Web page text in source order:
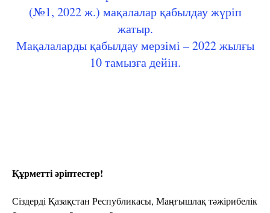
(№1, 2022 ж.) мақалалар қабылдау жүріп
жатыр.
Мақалаларды қабылдау мерзімі – 2022 жылғы
10 тамызға дейін.
Құрметті әріптестер!
Сіздерді Қазақстан Республикасы, Маңғышлақ тәжірибелік